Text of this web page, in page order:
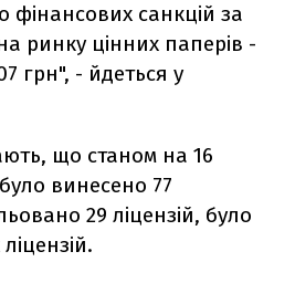
фінансових санкцій за
ринку цінних паперів -
грн", - йдеться у
що станом на 16
винесено 77
29 ліцензій, було